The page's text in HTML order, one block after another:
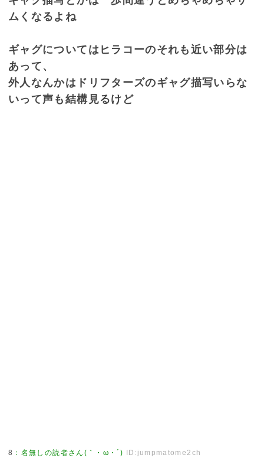
ムくなるよね
ギャグについてはヒラコーのそれも近い部分は
あって、
外人なんかはドリフターズのギャグ描写いらな
いって声も結構見るけど
8 ： 名無しの読者さん(｀・ω・´) ID:jumpmatome2ch